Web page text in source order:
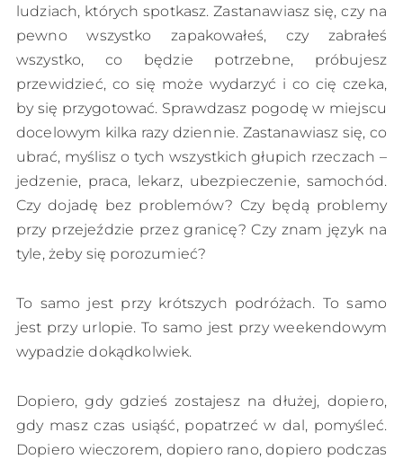
ludziach, których spotkasz. Zastanawiasz się, czy na
pewno wszystko zapakowałeś, czy zabrałeś
wszystko, co będzie potrzebne, próbujesz
przewidzieć, co się może wydarzyć i co cię czeka,
by się przygotować. Sprawdzasz pogodę w miejscu
docelowym kilka razy dziennie. Zastanawiasz się, co
ubrać, myślisz o tych wszystkich głupich rzeczach –
jedzenie, praca, lekarz, ubezpieczenie, samochód.
Czy dojadę bez problemów? Czy będą problemy
przy przejeździe przez granicę? Czy znam język na
tyle, żeby się porozumieć?
To samo jest przy krótszych podróżach. To samo
jest przy urlopie. To samo jest przy weekendowym
wypadzie dokądkolwiek.
Dopiero, gdy gdzieś zostajesz na dłużej, dopiero,
gdy masz czas usiąść, popatrzeć w dal, pomyśleć.
Dopiero wieczorem, dopiero rano, dopiero podczas